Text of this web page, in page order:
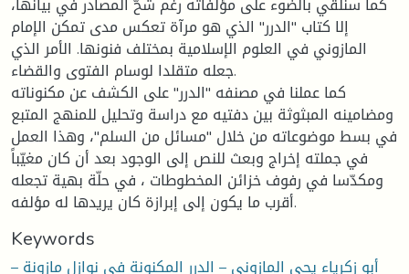
إلا كتاب "الدرر" الذي هو مرآة تعكس مدى تمكن الإمام
المازوني في العلوم الإسلامية بمختلف فنونها. الأمر الذي
جعله متقلدا لوسام الفتوى والقضاء.
كما عملنا في مصنفه "الدرر" على الكشف عن مكنوناته
ومضامينه المبثوثة بين دفتيه مع دراسة وتحليل للمنهج المتبع
في بسط موضوعاته من خلال "مسائل من السلم"، وهذا العمل
في جملته إخراج وبعث للنص إلى الوجود بعد أن كان مغيّباً
ومكدّسا في رفوف خزائن المخطوطات ، في حلّة بهية تجعله
أقرب ما يكون إلى إبرازة كان يريدها له مؤلفه.
Keywords
أبو زكرياء يحي المازوني – الدرر المكنونة في نوازل مازونة –